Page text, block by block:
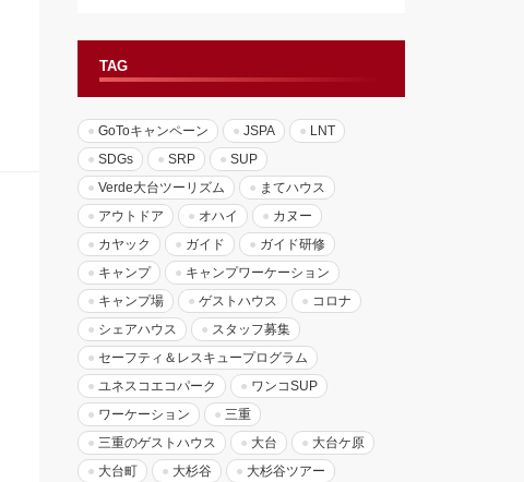
TAG
GoToキャンペーン JSPA
LNT
SDGs
SRP
SUP
Verde大台ツーリズム
まてハウス
アウトドア
オハイ
カヌー
カヤック
ガイド
ガイド研修
キャンプ
キャンプワーケーション
キャンプ場
ゲストハウス
コロナ
シェアハウス
スタッフ募集
セーフティ＆レスキュープログラム
ユネスコエコパーク
ワンコSUP
ワーケーション
三重
三重のゲストハウス
大台
大台ケ原
大台町
大杉谷
大杉谷ツアー